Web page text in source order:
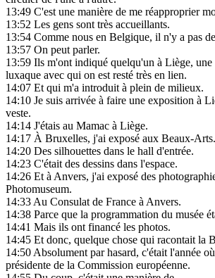
13:49 C'est une manière de me réapproprier
13:52 Les gens sont très accueillants.
13:54 Comme nous en Belgique, il n'y a pas
13:57 On peut parler.
13:59 Ils m'ont indiqué quelqu'un à Liège, une
luxaque avec qui on est resté très en lien.
14:07 Et qui m'a introduit à plein de milieux.
14:10 Je suis arrivée à faire une exposition à
veste.
14:14 J'étais au Mamac à Liège.
14:17 À Bruxelles, j'ai exposé aux Beaux-Arts.
14:20 Des silhouettes dans le hall d'entrée.
14:23 C'était des dessins dans l'espace.
14:26 Et à Anvers, j'ai exposé des
Photomuseum.
14:33Au Consulat de France à Anvers.
14:38 Parce que la programmation du musée
14:41 Mais ils ont financé les photos.
14:45 Et donc, quelque chose qui racontait la
14:50Absolument par hasard, c'était l'année
présidente de la Commission européenne.